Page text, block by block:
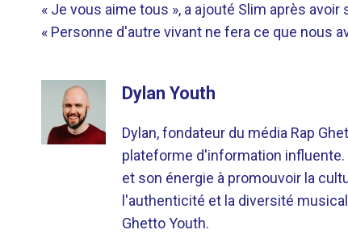
« Je vous aime tous », a ajouté Slim après
« Personne d'autre vivant ne fera ce que nous
Dylan Youth
Dylan, fondateur du média Rap
plateforme d'information
et son énergie à promouvoir la
l'authenticité et la diversité
Ghetto Youth.